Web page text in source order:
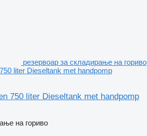
резервоар за складирање на гориво
liter Dieseltank met handpomp
750 liter Dieseltank met handpomp
на гориво